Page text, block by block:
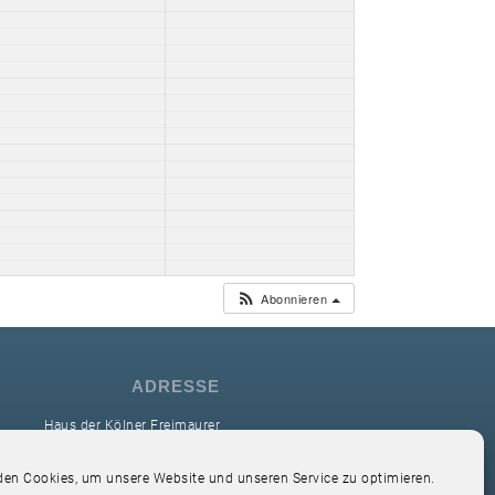
Cookies, um unsere Website und unseren Service zu optimieren.
Abonnieren
ADRESSE
Haus der Kölner Freimaurer
Hardefuststr. 9